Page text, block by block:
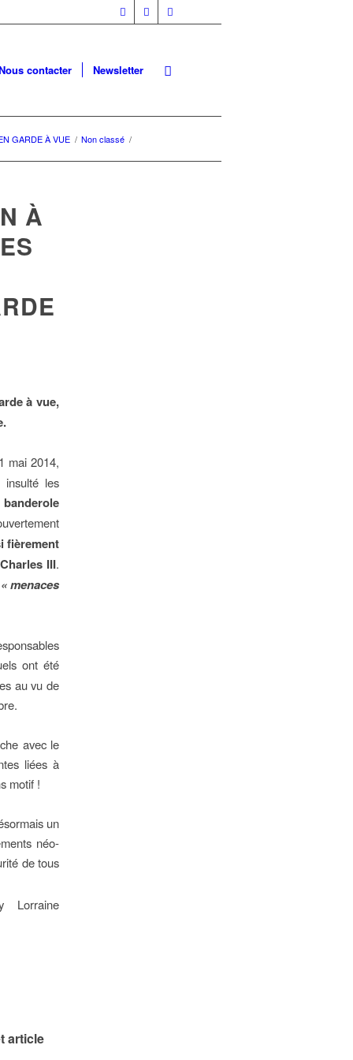
contacter Newsletter
GARDE À VUE / Non classé /
À
à vue,
mai 2014,
insulté les
fièrement
III.
« menaces
ont été
au vu de
avec le
liées à
motif !
un
néo-
de tous
Lorraine
article